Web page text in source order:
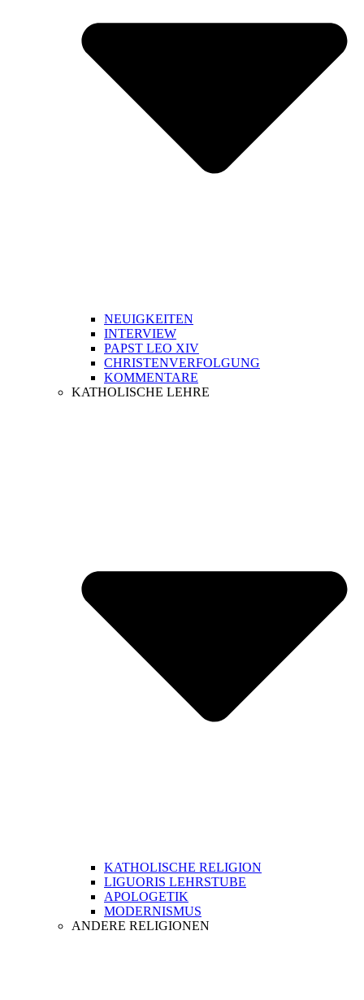
NEUIGKEITEN
INTERVIEW
PAPST LEO XIV
CHRISTENVERFOLGUNG
KOMMENTARE
KATHOLISCHE LEHRE
KATHOLISCHE RELIGION
LIGUORIS LEHRSTUBE
APOLOGETIK
MODERNISMUS
ANDERE RELIGIONEN